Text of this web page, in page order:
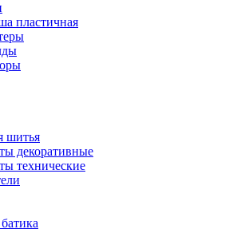
пластичная
шитья
декоративные
технические